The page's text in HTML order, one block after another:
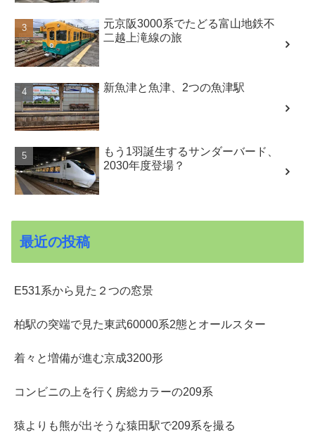
元京阪3000系でたどる富山地鉄不
二越上滝線の旅
新魚津と魚津、2つの魚津駅
もう1羽誕生するサンダーバード、
2030年度登場？
最近の投稿
E531系から見た２つの窓景
柏駅の突端で見た東武60000系2態とオールスター
着々と増備が進む京成3200形
コンビニの上を行く房総カラーの209系
猿よりも熊が出そうな猿田駅で209系を撮る